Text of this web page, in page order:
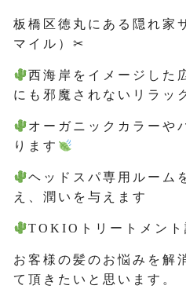
板橋区徳丸にある隠れ
マイル）✂
西海岸をイメージした
にも邪魔されないリラッ
オーガニックカラーや
ります
ヘッドスパ専用ルーム
え、潤いを与えます
TOKIOトリートメント
お客様の髪のお悩みを解
て頂きたいと思います。